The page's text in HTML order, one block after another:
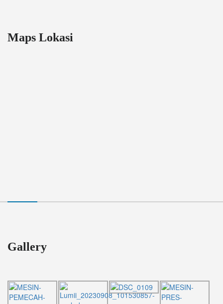
Maps Lokasi
Gallery